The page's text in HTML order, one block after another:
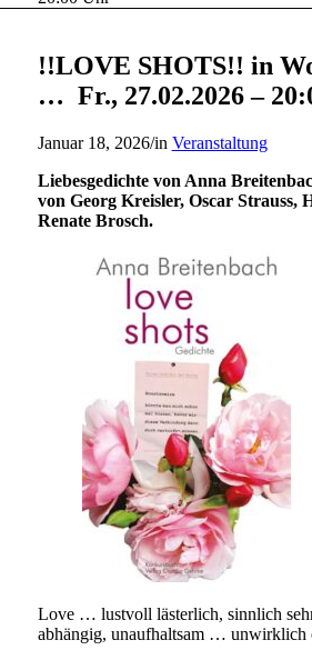
!!LOVE SHOTS!! in
… Fr., 27.02.2026 –
Januar 18, 2026/in Veranstaltung
Liebesgedichte von Anna
von Georg Kreisler, Oscar Strauss,
Renate Brosch.
Love … lustvoll lästerlich, sinnlich
abhängig, unaufhaltsam … unwirklich